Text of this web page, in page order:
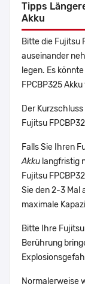
Tipps
Akku
Bitte die Fujitsu
auseinander
legen. Es
FPCBP325
Der
Fujitsu
Falls Sie Ihren
Akku langfristig
Fujitsu
Sie den 2-3 Mal
maximale
Bitte Ihre
Berührung
Normalerweise